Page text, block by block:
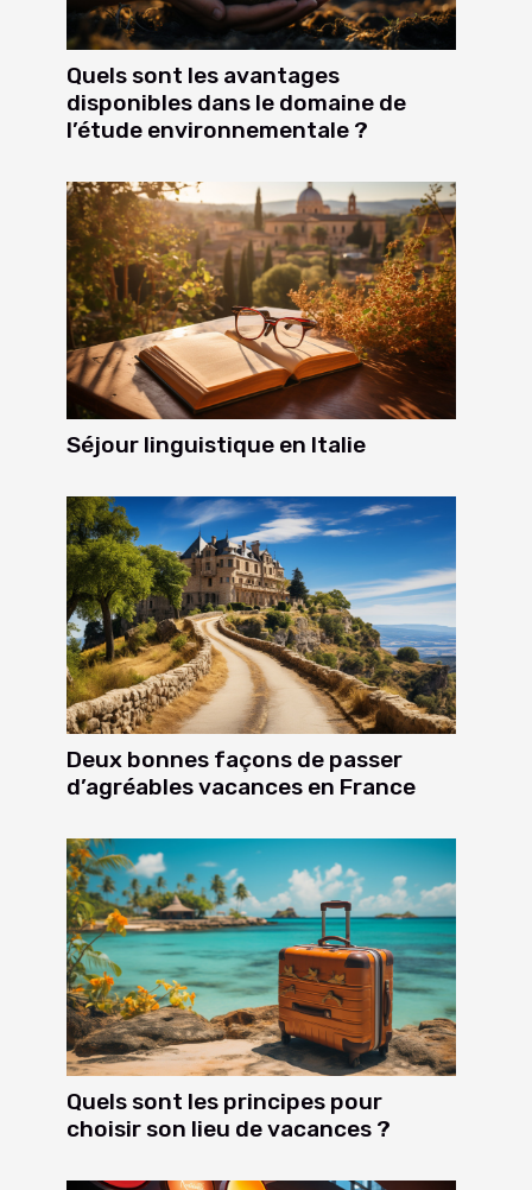
Quels sont les avantages
disponibles dans le domaine de
l’étude environnementale ?
Séjour linguistique en Italie
Deux bonnes façons de passer
d’agréables vacances en France
Quels sont les principes pour
choisir son lieu de vacances ?